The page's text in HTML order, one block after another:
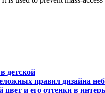
детской
правил дизайна
цвет и его оттенки в